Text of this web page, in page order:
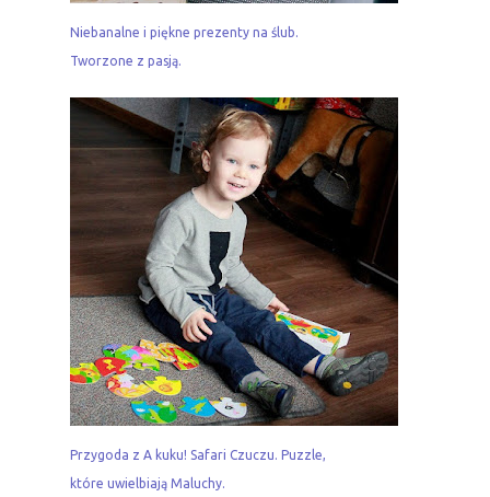
Niebanalne i piękne prezenty na ślub.
Tworzone z pasją.
Przygoda z A kuku! Safari Czuczu. Puzzle,
które uwielbiają Maluchy.